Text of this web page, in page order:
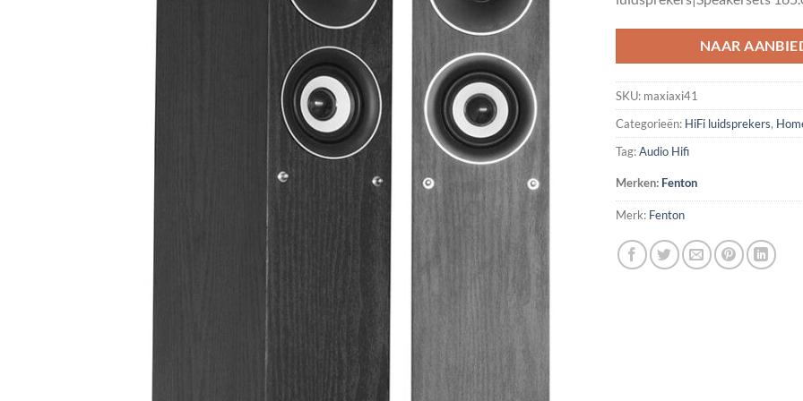
NAAR
SKU: maxiaxi41
Categorieën: HiFi luidsprekers,
Tag:Audio Hifi
Merken: Fenton
Merk: Fenton